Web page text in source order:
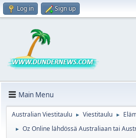
Log in Sign up
Main Menu
Australian Viestitaulu ► Viestitaulu ►
► Oz Online lähdössä Australiaan tai